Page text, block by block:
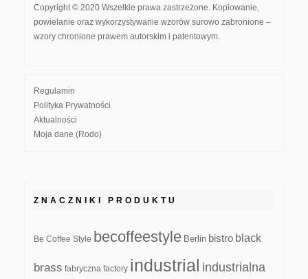
Copyright © 2020 Wszelkie prawa zastrzeżone. Kopiowanie,
powielanie oraz wykorzystywanie wzorów surowo zabronione –
wzory chronione prawem autorskim i patentowym.
Regulamin
Polityka Prywatności
Aktualności
Moja dane (Rodo)
ZNACZNIKI PRODUKTU
Be Coffee Style becoffeestyle Berlin bistro black
brass fabryczna factory industrial industrialna